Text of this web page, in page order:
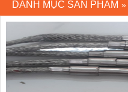
DANH MỤC SẢN PHẨM »